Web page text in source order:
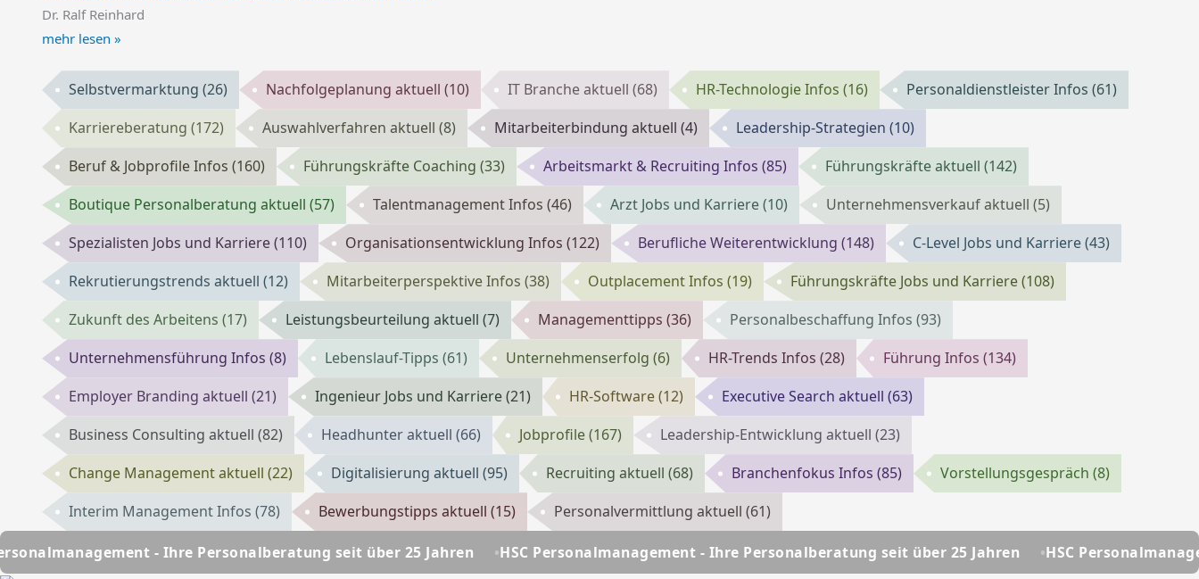
Dr. Ralf Reinhard
mehr lesen »
Selbstvermarktung (26) Nachfolgeplanung aktuell (10) IT Branche aktuell (68) HR-Technologie Infos (16) Personaldienstleister Infos (61)
Karriereberatung (172) Auswahlverfahren aktuell (8) Mitarbeiterbindung aktuell (4) Leadership-Strategien (10)
Beruf & Jobprofile Infos (160) Führungskräfte Coaching (33) Arbeitsmarkt & Recruiting Infos (85) Führungskräfte aktuell (142)
Boutique Personalberatung aktuell (57) Talentmanagement Infos (46) Arzt Jobs und Karriere(10) Unternehmensverkauf aktuell (5)
Spezialisten Jobs und Karriere(110) Organisationsentwicklung Infos (122) Berufliche Weiterentwicklung (148) C-Level Jobs und Karriere(43)
Rekrutierungstrends aktuell (12) Mitarbeiterperspektive Infos (38) Outplacement Infos (19) Führungskräfte Jobs und Karriere(108)
Zukunft des Arbeitens (17) Leistungsbeurteilung aktuell (7) Managementtipps (36) Personalbeschaffung Infos (93)
Unternehmensführung Infos (8) Lebenslauf-Tipps (61) Unternehmenserfolg (6) HR-Trends Infos (28) Führung Infos (134)
Employer Branding aktuell (21) Ingenieur Jobs und Karriere(21) HR-Software(12) Executive Search aktuell (63)
Business Consulting aktuell (82) Headhunter aktuell (66) Jobprofile(167) Leadership-Entwicklung aktuell (23)
Change Management aktuell (22) Digitalisierung aktuell (95) Recruiting aktuell (68) Branchenfokus Infos (85) Vorstellungsgespräch (8)
Interim Management Infos (78) Bewerbungstipps aktuell (15) Personalvermittlung aktuell (61)
- Ihre Personalberatung seit über 25 Jahren HSC Personalmanagement - Ihre Personalberatung seit über 25 Jahren HSC Personalmanagement - Ihre